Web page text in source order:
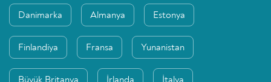
Danimarka Almanya Estonya
Finlandiya Fransa Yunanistan